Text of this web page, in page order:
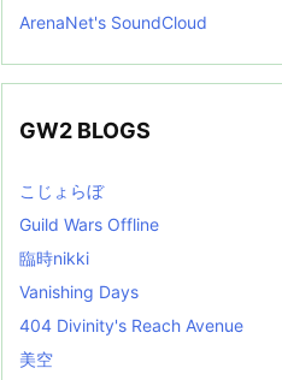
ArenaNet's SoundCloud
GW2 BLOGS
こじょらぼ
Guild Wars Offline
臨時nikki
Vanishing Days
404 Divinity's Reach Avenue
美空